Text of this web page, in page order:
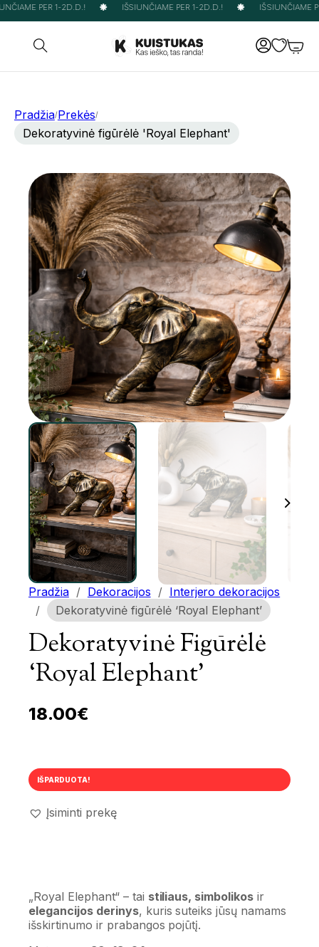
PER 1-2D.D.! IŠSIUNČIAME PER 1-2D.D.! IŠSIUNČIAME
Pradžia/Prekės/
Dekoratyvinė figūrėlė 'Royal Elephant'
Pradžia / Dekoracijos / Interjero dekoracijos
/
Dekoratyvinė figūrėlė ‘Royal Elephant’
Dekoratyvinė Figūrėlė
‘Royal Elephant’
18.00€
IŠPARDUOTA!
Įsiminti prekę
„Royal Elephant“ – tai stiliaus, simbolikos ir
elegancijos derinys, kuris suteiks jūsų namams
išskirtinumo ir prabangos pojūtį.